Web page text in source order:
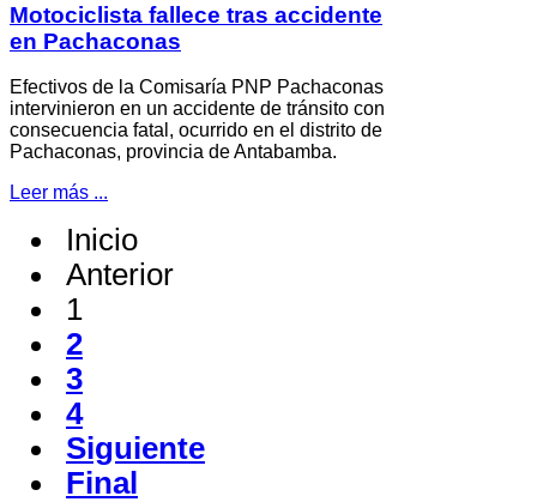
Motociclista fallece tras accidente
en Pachaconas
Efectivos de la Comisaría PNP Pachaconas
intervinieron en un accidente de tránsito con
consecuencia fatal, ocurrido en el distrito de
Pachaconas, provincia de Antabamba.
Leer más ...
Inicio
Anterior
1
2
3
4
Siguiente
Final